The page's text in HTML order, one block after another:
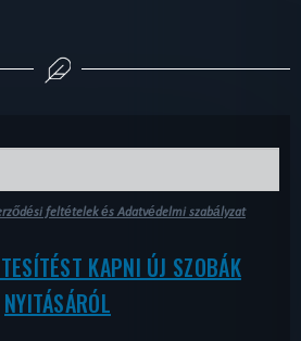
feltételek és Adatvédelmi szabályzat
KAPNI ÚJ SZOBÁK
NYITÁSÁRÓL